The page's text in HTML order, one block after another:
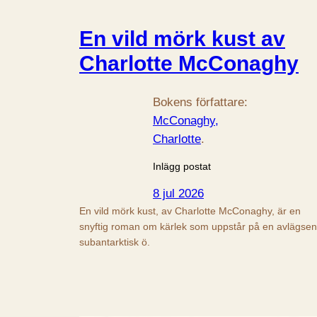
En vild mörk kust av
Charlotte McConaghy
Bokens författare:
McConaghy,
Charlotte.
Inlägg postat
8 jul 2026
En vild mörk kust, av Charlotte McConaghy, är en
snyftig roman om kärlek som uppstår på en avlägsen,
subantarktisk ö.